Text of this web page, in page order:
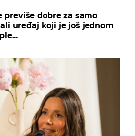
previše dobre za samo
uređaj koji je još jednom